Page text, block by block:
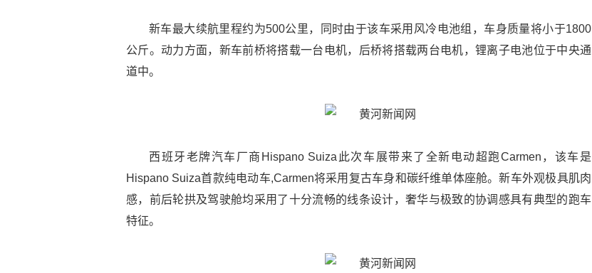
新车最大续航里程约为500公里，同时由于该车采用风冷电池组，车身质量将小于1800
公斤。动力方面，新车前桥将搭载一台电机，后桥将搭载两台电机，锂离子电池位于中央通
道中。
西班牙老牌汽车厂商Hispano Suiza此次车展带来了全新电动超跑Carmen，该车是
Hispano Suiza首款纯电动车,Carmen将采用复古车身和碳纤维单体座舱。新车外观极具肌肉
感，前后轮拱及驾驶舱均采用了十分流畅的线条设计，奢华与极致的协调感具有典型的跑车
特征。